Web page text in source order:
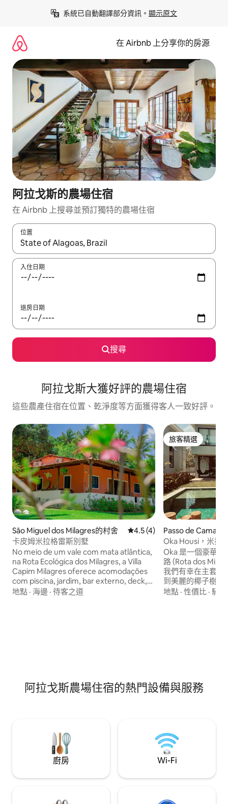
系統已自動翻譯部分資訊。 顯示原文
在 Airbnb 上分享你的房源
阿拉戈斯的農場住宿
在 Airbnb 上搜尋並預訂獨特的農場住宿
位置
如有搜尋結果，瀏覽內容時請使用上下箭頭，或輕點、滑動裝置。
入住日期
退房日期
搜尋
阿拉戈斯大獲好評的農場住宿
這些農產住宿在位置、乾淨度等方面獲得客人一致好評。
São Miguel dos Milagres的村舍 從 4 則評價中獲得 4.5 的平
4.5 (4)
卡皮姆米拉格雷斯別墅
No meio de um vale com mata atlântica,
na Rota Ecológica dos Milagres, a Villa
Capim Milagres oferece acomodações
com piscina, jardim, bar externo, deck,
mirante e caminhadas, bikes e a apenas
地點 · 海邊 · 待客之道
旅客精選
旅客精選
Passo de
Oka Housi，米拉
Oka 是一個豪華
路 (Rota dos Milagres)。 在
我們有幸在主套房
到美麗的椰子樹景
於米拉格雷斯
地點 ·性價比 · 騎
阿拉戈斯農場住宿的熱門設備與服務
廚房 Wi-Fi